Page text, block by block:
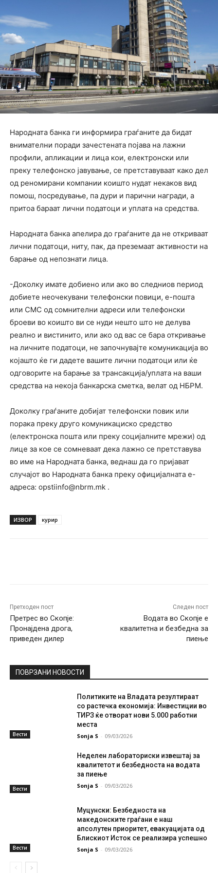
Народната банка ги информира граѓаните да бидат
внимателни поради зачестената појава на лажни
профили, апликации и лица кои, електронски или
преку телефонско јавување, се претставуваат како дел
од реномирани компании коишто нудат некаков вид
помош, посредување, па дури и парични награди, а
притоа бараат лични податоци и уплата на средства.
Народната банка апелира до граѓаните да не откриваат
лични податоци, ниту, пак, да преземаат активности на
барање од непознати лица.
-Доколку имате добиено или ако во следниов период
добиете неочекувани телефонски повици, е-пошта
или СМС од сомнителни адреси или телефонски
броеви во коишто ви се нуди нешто што не делува
реално и вистинито, или ако од вас се бара откривање
на личните податоци, не започнувајте комуникација во
којашто ќе ги дадете вашите лични податоци или ќе
одговорите на барање за трансакција/уплата на ваши
средства на некоја банкарска сметка, велат од НБРМ.
Доколку граѓаните добијат телефонски повик или
порака преку друго комуникациско средство
(електронска пошта или преку социјалните мрежи) од
лице за кое се сомневаат дека лажно се претставува
во име на Народната бaнка, веднаш да го пријават
случајот во Народната банка преку официјалната е-
адреса: opstiinfo@nbrm.mk .
ИЗВОР курир
Претходен пост
Претрес во Скопје:
Пронајдена дрога,
приведен дилер
Следен пост
Водата во Скопје е
квалитетна и безбедна за
пиење
ПОВРЗАНИ НОВОСТИ
Вести
Политиките на Владата резултираат
со растечка економија: Инвестиции во
ТИРЗ ќе отворат нови 5.000 работни
места
Sonja S - 09/03/2026
Вести
Неделен лабораториски извештај за
квалитетот и безбедноста на водата
за пиење
Sonja S - 09/03/2026
Вести
Муцунски: Безбедноста на
македонските граѓани е наш
апсолутен приоритет, евакуацијата од
Блискиот Исток се реализира успешно
Sonja S - 09/03/2026